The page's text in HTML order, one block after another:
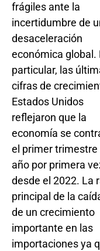
frágiles ante la
incertidumbre de
desaceleración
económica global.
particular, las
cifras de
Estados Unidos
reflejaron que la
economía se
el primer trimestre
año por primera
desde el 2022. La
principal de la
de un crecimiento
importante en las
importaciones ya